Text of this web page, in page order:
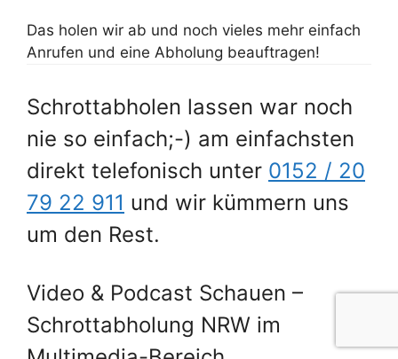
Das holen wir ab und noch vieles mehr einfach
Anrufen und eine Abholung beauftragen!
Schrottabholen lassen war noch
nie so einfach;-) am einfachsten
direkt telefonisch unter 0152 / 20
79 22 911 und wir kümmern uns
um den Rest.
Video & Podcast Schauen –
Schrottabholung NRW im